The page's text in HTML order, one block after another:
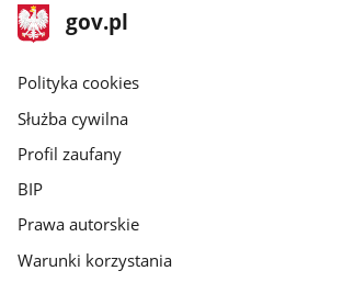
stopka
gov.pl
Strona
gov.pl
gov.pl
Polityka cookies
Służba cywilna
Profil zaufany
BIP
Prawa autorskie
Warunki korzystania